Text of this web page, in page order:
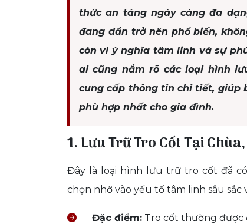
thức an táng ngày càng đa
đang dần trở nên phổ biến,
còn vì ý nghĩa tâm linh và sự
ai cũng nắm rõ các loại hình
cung cấp thông tin chi tiết, giúp
phù hợp nhất cho gia đình.
1. Lưu Trữ Tro Cốt Tại
Đây là loại hình lưu trữ tro cốt đã
chọn nhờ vào yếu tố tâm linh sâu sắc
Đặc điểm: Tro cốt thường được